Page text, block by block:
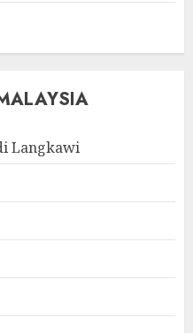
Langkawi